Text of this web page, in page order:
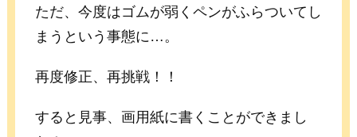
ただ、今度はゴムが弱くペンがふらついてし
まうという事態に…。
再度修正、再挑戦！！
すると見事、画用紙に書くことができまし